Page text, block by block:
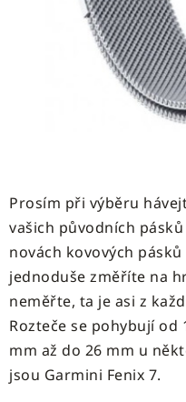
Prosím při výběru
vašich původních
novách kovových
jednoduše změříte na
neměřte, ta je asi z
Rozteče se pohybují od
mm až do 26 mm u
jsou Garmini Fenix 7.